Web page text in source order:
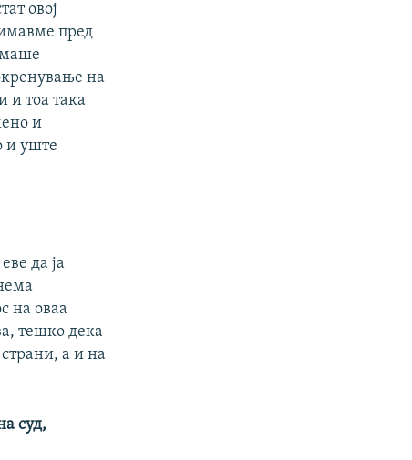
овој
пред
на
и тоа така
и
и уште
да ја
на оваа
тешко дека
а и на
суд,